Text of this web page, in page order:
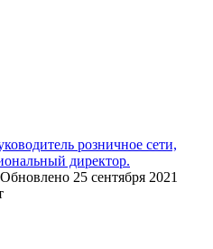
розничное сети,
директор.
Обновлено 25 сентября 2021